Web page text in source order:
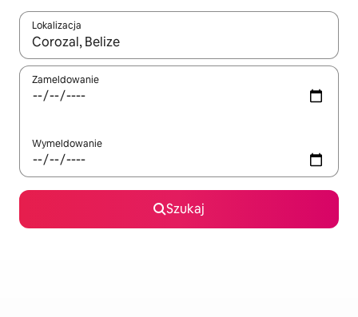
Lokalizacja
Gdy wyniki będą dostępne, możesz poruszać się po nich za
Zameldowanie
Wymeldowanie
Szukaj